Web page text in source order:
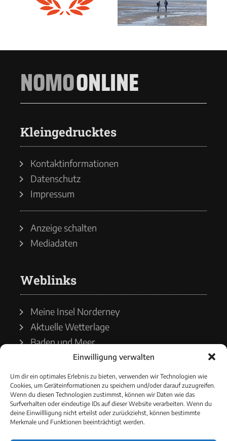
Einwilligung verwalten
Um dir ein optimales Erlebnis zu bieten, verwenden wir Technologien wie
Cookies, um Geräteinformationen zu speichern und/oder darauf zuzugreifen.
Wenn du diesen Technologien zustimmst, können wir Daten wie das
Surfverhalten oder eindeutige IDs auf dieser Website verarbeiten. Wenn du
deine Einwillligung nicht erteilst oder zurückziehst, können bestimmte
Merkmale und Funktionen beeinträchtigt werden.
NOMOONLINE
Kleingedrucktes
Kontaktinformationen
Datenschutz
Impressum
Anzeige schalten
Mediadaten
Weblinks
Meine Insel Norderney
Aktuelle Wetterlage
Baden und Meer
Wetterdienst
Wasserstände
Schiffsverkehr